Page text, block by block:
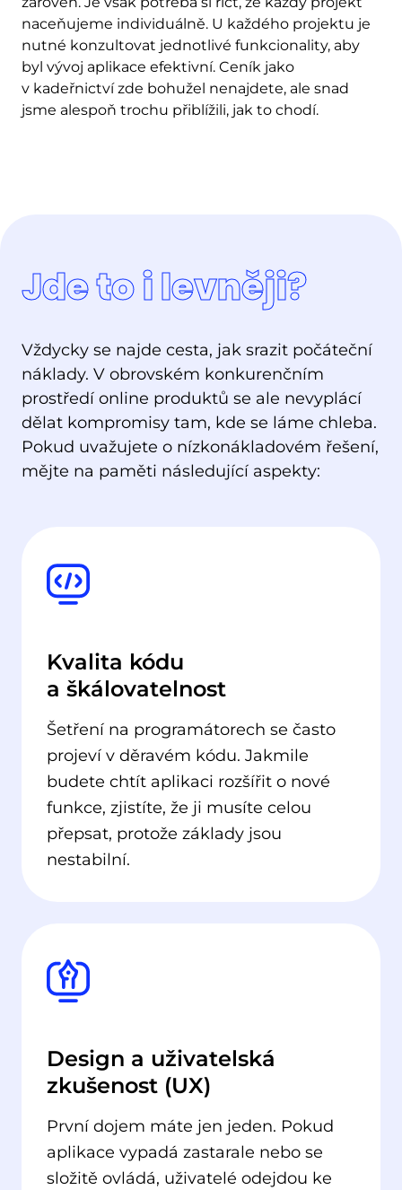
naceňujeme individuálně. U každého projektu je
nutné konzultovat jednotlivé funkcionality, aby
byl vývoj aplikace efektivní. Ceník jako
v kadeřnictví zde bohužel nenajdete, ale snad
jsme alespoň trochu přiblížili, jak to chodí.
Jde to i levněji?
Vždycky se najde cesta, jak srazit počáteční
náklady. V obrovském konkurenčním
prostředí online produktů se ale nevyplácí
dělat kompromisy tam, kde se láme chleba.
Pokud uvažujete o nízkonákladovém řešení,
mějte na paměti následující aspekty:
Kvalita kódu
a škálovatelnost
Šetření na programátorech se často
projeví v děravém kódu. Jakmile
budete chtít aplikaci rozšířit o nové
funkce, zjistíte, že ji musíte celou
přepsat, protože základy jsou
nestabilní.
Design a uživatelská
zkušenost (UX)
První dojem máte jen jeden. Pokud
aplikace vypadá zastarale nebo se
složitě ovládá, uživatelé odejdou ke